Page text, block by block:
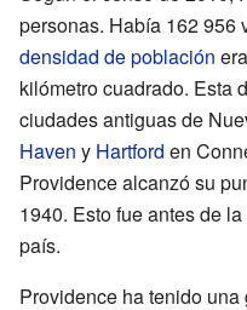
personas. Había 162 956
densidad de población
kilómetro cuadrado. Esta
ciudades antiguas de
Haven y Hartford en
Providence alcanzó su
1940. Esto fue antes de
país.
Providence ha tenido